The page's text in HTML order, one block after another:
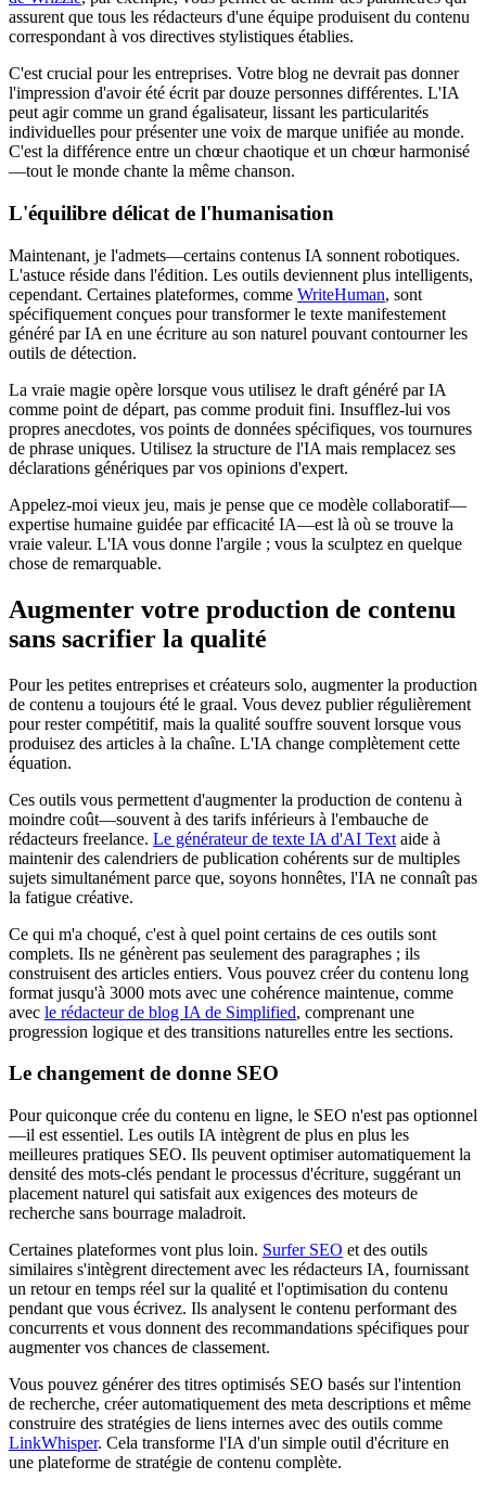
assurent que tous les rédacteurs d'une équipe produisent du contenu
correspondant à vos directives stylistiques établies.
C'est crucial pour les entreprises. Votre blog ne devrait pas donner
l'impression d'avoir été écrit par douze personnes différentes. L'IA
peut agir comme un grand égalisateur, lissant les particularités
individuelles pour présenter une voix de marque unifiée au monde.
C'est la différence entre un chœur chaotique et un chœur harmonisé
—tout le monde chante la même chanson.
L'équilibre délicat de l'humanisation
Maintenant, je l'admets—certains contenus IA sonnent robotiques.
L'astuce réside dans l'édition. Les outils deviennent plus intelligents,
cependant. Certaines plateformes, comme WriteHuman, sont
spécifiquement conçues pour transformer le texte manifestement
généré par IA en une écriture au son naturel pouvant contourner les
outils de détection.
La vraie magie opère lorsque vous utilisez le draft généré par IA
comme point de départ, pas comme produit fini. Insufflez-lui vos
propres anecdotes, vos points de données spécifiques, vos tournures
de phrase uniques. Utilisez la structure de l'IA mais remplacez ses
déclarations génériques par vos opinions d'expert.
Appelez-moi vieux jeu, mais je pense que ce modèle collaboratif—
expertise humaine guidée par efficacité IA—est là où se trouve la
vraie valeur. L'IA vous donne l'argile ; vous la sculptez en quelque
chose de remarquable.
Augmenter votre production de contenu
sans sacrifier la qualité
Pour les petites entreprises et créateurs solo, augmenter la production
de contenu a toujours été le graal. Vous devez publier régulièrement
pour rester compétitif, mais la qualité souffre souvent lorsque vous
produisez des articles à la chaîne. L'IA change complètement cette
équation.
Ces outils vous permettent d'augmenter la production de contenu à
moindre coût—souvent à des tarifs inférieurs à l'embauche de
rédacteurs freelance. Le générateur de texte IA d'AI Text aide à
maintenir des calendriers de publication cohérents sur de multiples
sujets simultanément parce que, soyons honnêtes, l'IA ne connaît pas
la fatigue créative.
Ce qui m'a choqué, c'est à quel point certains de ces outils sont
complets. Ils ne génèrent pas seulement des paragraphes ; ils
construisent des articles entiers. Vous pouvez créer du contenu long
format jusqu'à 3000 mots avec une cohérence maintenue, comme
avec le rédacteur de blog IA de Simplified, comprenant une
progression logique et des transitions naturelles entre les sections.
Le changement de donne SEO
Pour quiconque crée du contenu en ligne, le SEO n'est pas optionnel
—il est essentiel. Les outils IA intègrent de plus en plus les
meilleures pratiques SEO. Ils peuvent optimiser automatiquement la
densité des mots-clés pendant le processus d'écriture, suggérant un
placement naturel qui satisfait aux exigences des moteurs de
recherche sans bourrage maladroit.
Certaines plateformes vont plus loin. Surfer SEO et des outils
similaires s'intègrent directement avec les rédacteurs IA, fournissant
un retour en temps réel sur la qualité et l'optimisation du contenu
pendant que vous écrivez. Ils analysent le contenu performant des
concurrents et vous donnent des recommandations spécifiques pour
augmenter vos chances de classement.
Vous pouvez générer des titres optimisés SEO basés sur l'intention
de recherche, créer automatiquement des meta descriptions et même
construire des stratégies de liens internes avec des outils comme
LinkWhisper. Cela transforme l'IA d'un simple outil d'écriture en
une plateforme de stratégie de contenu complète.